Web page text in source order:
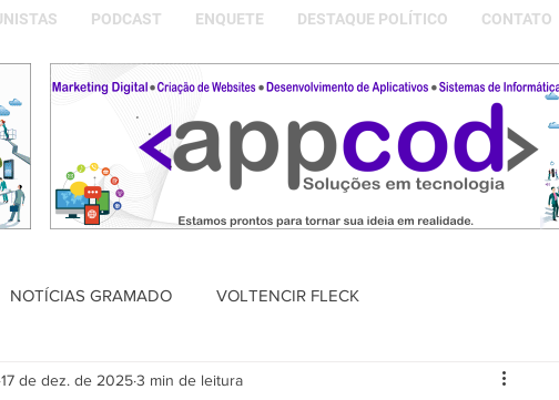
PODCAST ENQUETE DESTAQUE POLÍTICO CONTATO
NOTÍCIAS GRAMADO VOLTENCIR FLECK
DESTAQUE POLÍTICO MEMÓRIAS DA NOSSA GRAMADO
17 de dez. de 20253 min de leitura